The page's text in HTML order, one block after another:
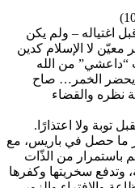
اغتياله – ولم يكن
معيّن لا الإسلام كدين
“داعشي” من الله
يحضر الخمر… صاح
نظره والقضاء
توبة ولا اعتذارًا.
ما حصل في باريس، مع
باستمرار من الذّات
وتدفع سخريتها وكفرها